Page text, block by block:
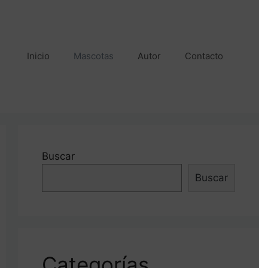
Inicio Mascotas Autor Contacto
Buscar
Buscar